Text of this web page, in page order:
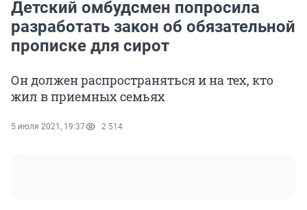
Детский омбудсмен попросила
разработать закон об обязательной
прописке для сирот
Он должен распространяться и на тех, кто
жил в приемных семьях
5 июля 2021, 19:37 2 514